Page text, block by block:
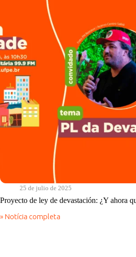
25 de julio de 2025
Proyecto de ley de devastación: ¿Y ahora
» Notícia completa
Proyecto